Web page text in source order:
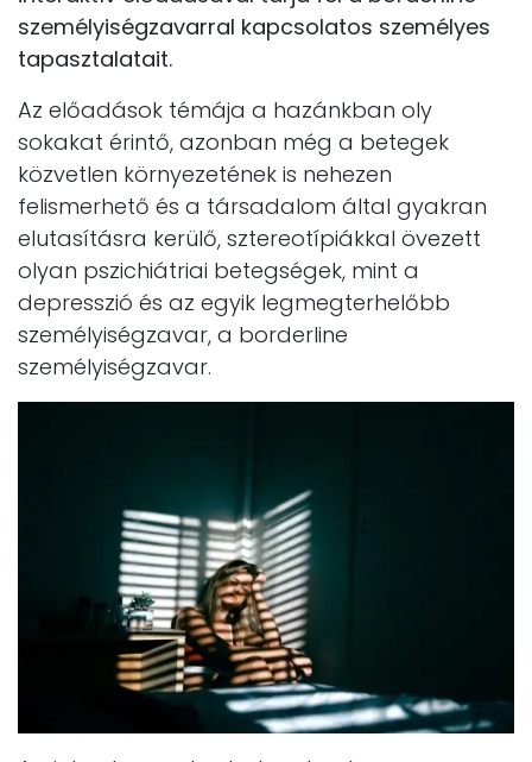
személyiségzavarral kapcsolatos személyes
tapasztalatait.
Az előadások témája a hazánkban oly
sokakat érintő, azonban még a betegek
közvetlen környezetének is nehezen
felismerhető és a társadalom által gyakran
elutasításra kerülő, sztereotípiákkal övezett
olyan pszichiátriai betegségek, mint a
depresszió és az egyik legmegterhelőbb
személyiségzavar, a borderline
személyiségzavar.